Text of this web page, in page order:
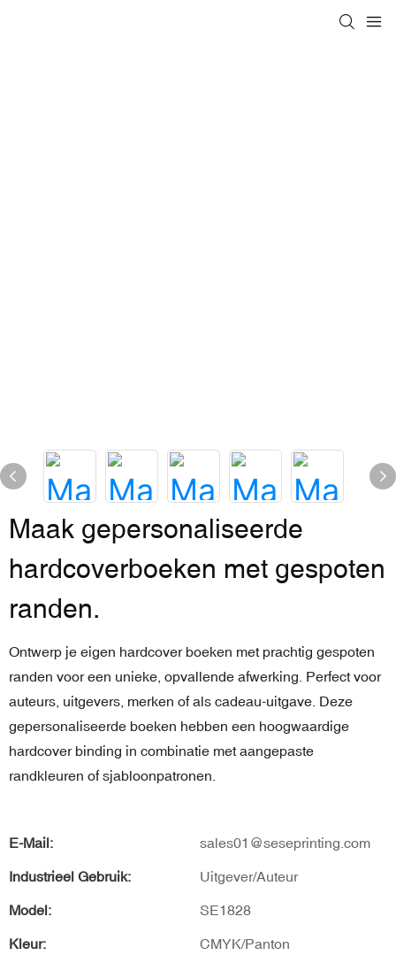
Maak gepersonaliseerde
hardcoverboeken met gespoten
randen.
Ontwerp je eigen hardcover boeken met prachtig gespoten
randen voor een unieke, opvallende afwerking. Perfect voor
auteurs, uitgevers, merken of als cadeau-uitgave. Deze
gepersonaliseerde boeken hebben een hoogwaardige
hardcover binding in combinatie met aangepaste
randkleuren of sjabloonpatronen.
E-Mail: sales01@seseprinting.com
Industrieel Gebruik: Uitgever/Auteur
Model: SE1828
Kleur: CMYK/Panton